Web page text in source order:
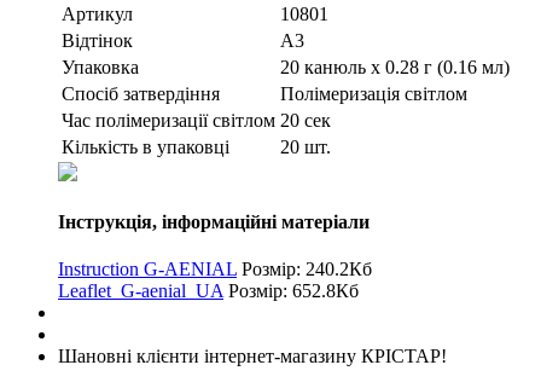
Артикул
10801
Відтінок
А3
Упаковка
20 канюль х 0.28 г (0.16 мл)
Спосіб затвердіння
Полімеризація світлом
Час полімеризації світлом 20 сек
Кількість в упаковці
20 шт.
Інструкція, інформаційні матеріали
Instruction G-AENIAL Розмір: 240.2Кб
Leaflet_G-aenial_UA Розмір: 652.8Кб
Шановні клієнти інтернет-магазину КРІСТАР!